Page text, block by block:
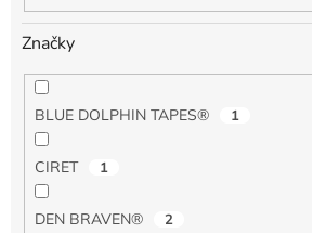
Značky
BLUE DOLPHIN TAPES® 1
CIRET 1
DEN BRAVEN® 2